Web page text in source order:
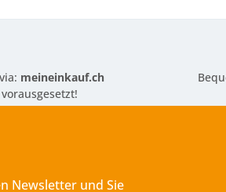
meineinkauf.ch
Newsletter und Sie